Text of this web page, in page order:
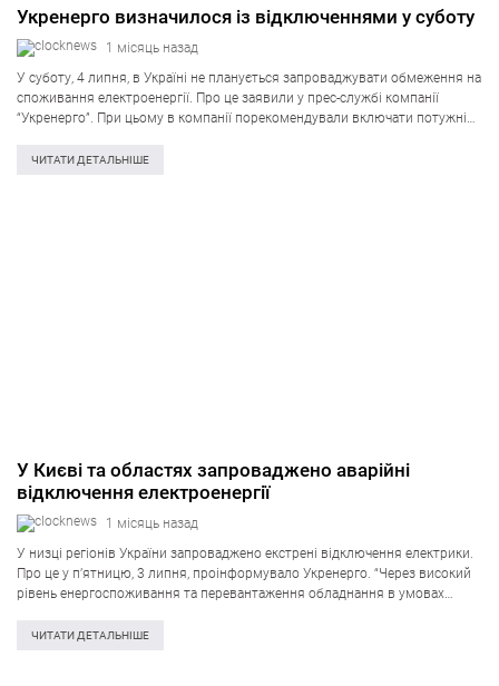
Укренерго визначилося із відключеннями у суботу
1 місяць назад
У суботу, 4 липня, в Україні не планується запроваджувати обмеження на
споживання електроенергії. Про це заявили у прес-службі компанії
“Укренерго”. При цьому в компанії порекомендували включати потужні
витрачати електроенергію у…
ЧИТАТИ ДЕТАЛЬНІШЕ
У Києві та областях запроваджено аварійні
відключення електроенергії
1 місяць назад
У низці регіонів України запроваджено екстрені відключення електрики.
Про це у п’ятницю, 3 липня, проінформувало Укренерго. “Через високий
рівень енергоспоживання та перевантаження обладнання в умовах
електроенергії. Графіки погодинних відключень на даний…
ЧИТАТИ ДЕТАЛЬНІШЕ